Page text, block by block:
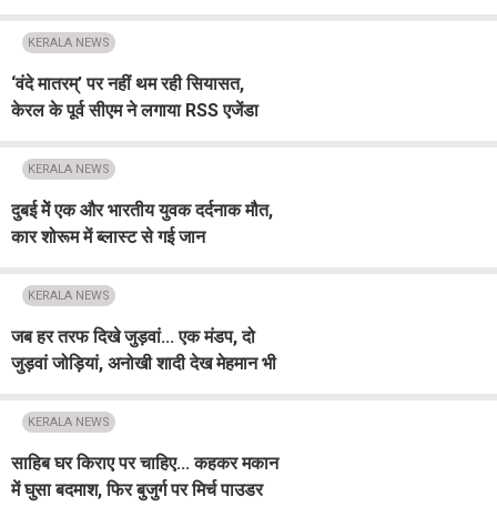
KERALA NEWS
‘वंदे मातरम्’ पर नहीं थम रही सियासत,
केरल के पूर्व सीएम ने लगाया RSS एजेंडा
KERALA NEWS
दुबई मेें एक और भारतीय युवक दर्दनाक मौत,
कार शोरूम में ब्लास्ट से गई जान
KERALA NEWS
जब हर तरफ दिखे जुड़वां... एक मंडप, दो
जुड़वां जोड़ियां, अनोखी शादी देख मेहमान भी
KERALA NEWS
साहिब घर किराए पर चाहिए... कहकर मकान
में घुसा बदमाश, फिर बुजुर्ग पर मिर्च पाउडर